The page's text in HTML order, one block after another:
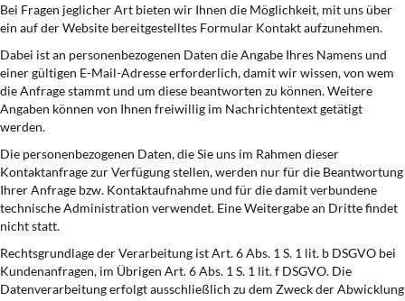
Bei Fragen jeglicher Art bieten wir Ihnen die Möglichkeit, mit uns über
ein auf der Website bereitgestelltes Formular Kontakt aufzunehmen.
Dabei ist an personenbezogenen Daten die Angabe Ihres Namens und
einer gültigen E-Mail-Adresse erforderlich, damit wir wissen, von wem
die Anfrage stammt und um diese beantworten zu können. Weitere
Angaben können von Ihnen freiwillig im Nachrichtentext getätigt
werden.
Die personenbezogenen Daten, die Sie uns im Rahmen dieser
Kontaktanfrage zur Verfügung stellen, werden nur für die Beantwortung
Ihrer Anfrage bzw. Kontaktaufnahme und für die damit verbundene
technische Administration verwendet. Eine Weitergabe an Dritte findet
nicht statt.
Rechtsgrundlage der Verarbeitung ist Art. 6 Abs. 1 S. 1 lit. b DSGVO bei
Kundenanfragen, im Übrigen Art. 6 Abs. 1 S. 1 lit. f DSGVO. Die
Datenverarbeitung erfolgt ausschließlich zu dem Zweck der Abwicklung